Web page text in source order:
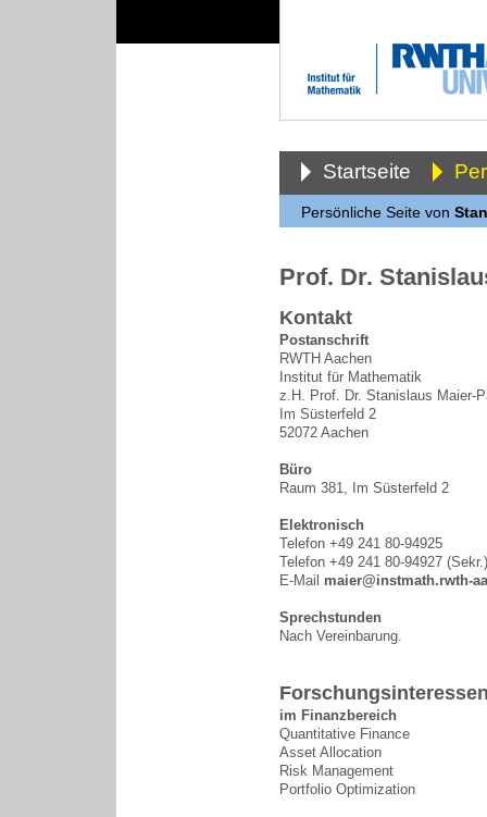
Startseite
Persönliche Seite von
Prof. Dr.
Kontakt
Postanschrift
RWTH Aachen
Institut für Mathematik
z.H. Prof. Dr. Stanislaus Maier-
Im Süsterfeld 2
52072 Aachen
Büro
Raum 381, Im Süsterfeld 2
Elektronisch
Telefon +49 241 80-94925
Telefon +49 241 80-94927 (Sekr.)
E-Mail maier@instmath.rwth-
Sprechstunden
Nach Vereinbarung.
im Finanzbereich
Quantitative Finance
Asset Allocation
Risk Management
Portfolio Optimization